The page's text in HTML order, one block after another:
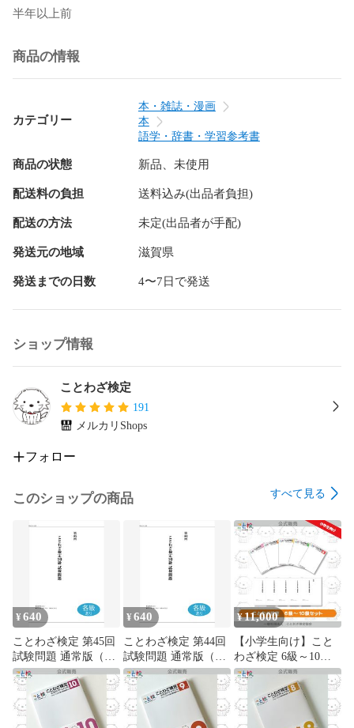
半年以上前
商品の情報
カテゴリー
本・雑誌・漫画
本
語学・辞書・学習参考書
商品の状態 新品、未使用
配送料の負担 送料込み(出品者負担)
配送の方法 未定(出品者が手配)
発送元の地域 滋賀県
発送までの日数 4〜7日で発送
ショップ情報
ことわざ検定
191
メルカリShops
フォロー
このショップの商品 すべて見る
¥640
ことわざ検定 第45回
試験問題 通常版（各
級）
¥640
ことわざ検定 第44回
試験問題 通常版（各
級）
¥11,000
【小学生向け】こと
わざ検定 6級～10級
セット【送料無料】